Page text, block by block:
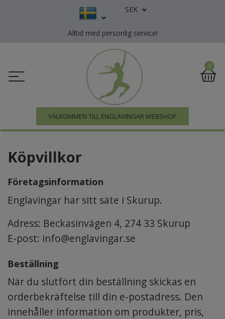
SEK
Alltid med personlig service!
VÄLKOMMEN TILL ENGLAVINGAR WEBSHOP
0
Köpvillkor
Företagsinformation
Englavingar har sitt säte i Skurup.
Adress: Beckasinvägen 4, 274 33 Skurup
E-post: info@englavingar.se
Beställning
När du slutfört din beställning skickas en
orderbekräftelse till din e-postadress. Den
innehåller information om produkter, pris,